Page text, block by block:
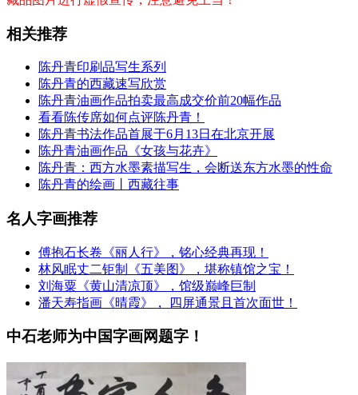
相关推荐
陈丹青印刷品写生系列
陈丹青的西藏速写欣赏
陈丹青油画作品拍卖最高成交价前20幅作品
看看陈传席如何点评陈丹青！
陈丹青书法作品首展于6月13日在北京开展
陈丹青油画作品《女孩与花卉》
陈丹青：西方水墨素描写生，会断送东方水墨的性命
陈丹青的绘画丨西藏往事
名人字画推荐
傅抱石长卷《丽人行》，铭心经典再现！
林风眠丈二钜制《五美图》，堪称镇馆之宝！
刘海粟《黄山清凉顶》，馆级巅峰巨制
潘天寿指画《晴霞》， 四屏通景且首次面世！
中石老师为中国字画网题字！